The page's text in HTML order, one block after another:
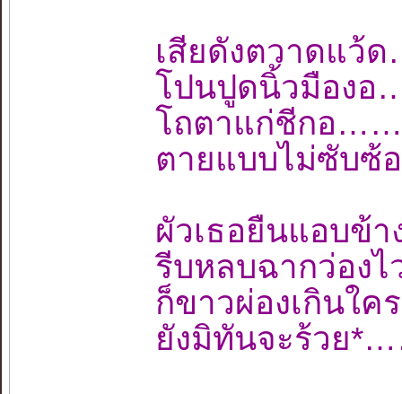
เสียดังตวาดแ
โปนปูดนิ้วมือง
โถตาแก่ชีกอ
ตายแบบไม่ซับ
ผัวเธอยืนแอบ
รีบหลบฉากว่อ
ก็ขาวผ่องเกิน
ยังมิทันจะร้วย